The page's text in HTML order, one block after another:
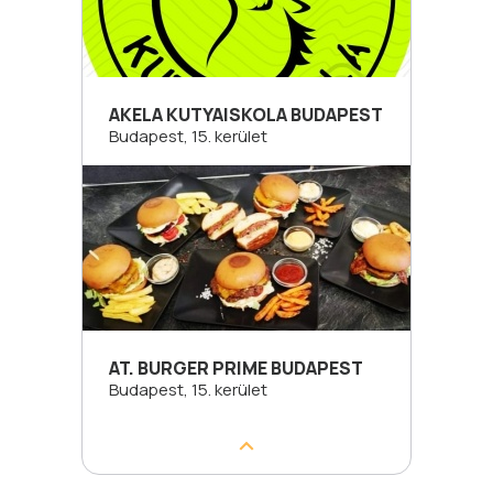
AKELA KUTYAISKOLA BUDAPEST
Budapest, 15. kerület
AT. BURGER PRIME BUDAPEST
Budapest, 15. kerület